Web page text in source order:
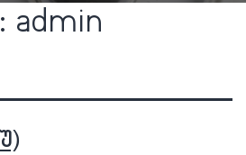
admin